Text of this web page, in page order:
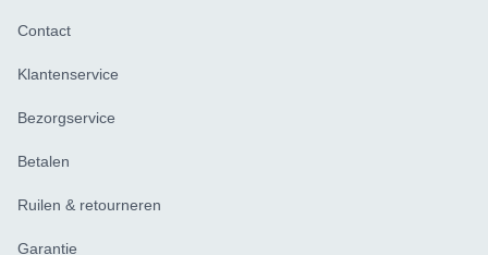
Contact
Klantenservice
Bezorgservice
Betalen
Ruilen & retourneren
Garantie